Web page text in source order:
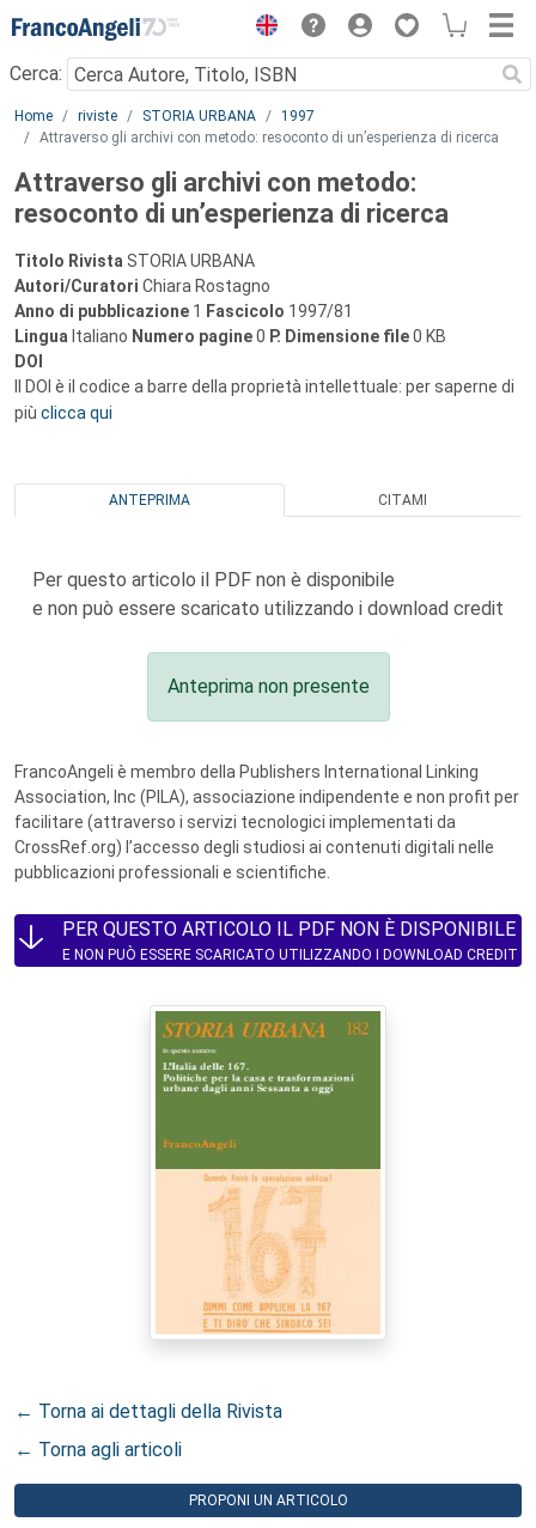
Menu
Cerca:
Main content
Home riviste STORIA URBANA
1997
Attraverso gli archivi con metodo: resoconto di un’esperienza di ricerca
Attraverso gli archivi con metodo:
resoconto di un’esperienza di ricerca
Titolo Rivista STORIA URBANA
Autori/Curatori Chiara Rostagno
Anno di pubblicazione 1 Fascicolo 1997/81
Lingua Italiano Numero pagine0 P. Dimensione file0 KB
DOI
Il DOI è il codice a barre della proprietà intellettuale: per saperne di
più clicca qui
ANTEPRIMA CITAMI
Per questo articolo il PDF non è disponibile
e non può essere scaricato utilizzando i download credit
Anteprima non presente
FrancoAngeli è membro della Publishers International Linking
Association, Inc (PILA), associazione indipendente e non profit per
facilitare (attraverso i servizi tecnologici implementati da
CrossRef.org) l’accesso degli studiosi ai contenuti digitali nelle
pubblicazioni professionali e scientifiche.
PER QUESTO ARTICOLO IL PDF NON È DISPONIBILE
E NON PUÒ ESSERE SCARICATO UTILIZZANDO I DOWNLOAD CREDIT
← Torna ai dettagli della Rivista
← Torna agli articoli
PROPONI UN ARTICOLO